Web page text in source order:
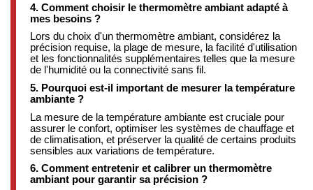
4. Comment choisir le thermomètre ambiant adapté à
mes besoins ?
Lors du choix d'un thermomètre ambiant, considérez la
précision requise, la plage de mesure, la facilité d'utilisation
et les fonctionnalités supplémentaires telles que la mesure
de l'humidité ou la connectivité sans fil.
5. Pourquoi est-il important de mesurer la température
ambiante ?
La mesure de la température ambiante est cruciale pour
assurer le confort, optimiser les systèmes de chauffage et
de climatisation, et préserver la qualité de certains produits
sensibles aux variations de température.
6. Comment entretenir et calibrer un thermomètre
ambiant pour garantir sa précision ?